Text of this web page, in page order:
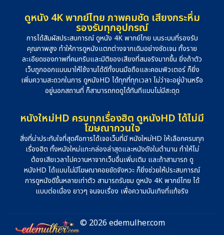
ดูหนัง 4K พากย์ไทย ภาพคมชัด เสียงกระหึ่ม
รองรับทุกอุปกรณ์
การได้สัมผัสประสบการณ์ ดูหนัง 4K พากย์ไทย บนระบบที่รองรับ
คุณภาพสูง ทำให้การดูหนังแตกต่างจากเดิมอย่างชัดเจน ทั้งราย
ละเอียดของภาพที่คมกริบและมิติของเสียงที่สมจริงมากขึ้น ยิ่งถ้าตัว
เว็บถูกออกแบบมาให้ใช้งานได้ดีทั้งบนมือถือและคอมพิวเตอร์ ก็ยิ่ง
เพิ่มความสะดวกในการ ดูหนังHD ได้ทุกที่ทุกเวลา ไม่ว่าจะอยู่บ้านหรือ
อยู่นอกสถานที่ ก็สามารถกดดูได้ทันทีแบบไม่มีสะดุด
หนังใหม่HD ครบทุกเรื่องฮิต ดูหนังHD ได้ไม่มี
โฆษณากวนใจ
สิ่งที่น่าประทับใจที่สุดคือการได้เจอเว็บที่มี หนังใหม่HD ให้เลือกครบทุก
เรื่องฮิต ทั้งหนังใหม่แกะกล่องล่าสุดและหนังดังในตำนาน ทำให้ไม่
ต้องเสียเวลาไปควานหาจากเว็บอื่นเพิ่มเติม และถ้าสามารถ ดู
หนังHD ได้แบบไม่มีโฆษณาคอยขัดจังหวะ ก็ยิ่งช่วยให้ประสบการณ์
การดูหนังดีขึ้นหลายเท่าตัว สามารถรับชม ดูหนัง 4K พากย์ไทย ได้
แบบต่อเนื่อง ยาวๆ จนจบเรื่อง เพื่อความบันเทิงที่แท้จริง
© 2026 edemulher.com